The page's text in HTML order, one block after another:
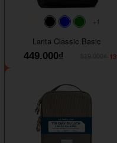
#faf0e6
#000000#0000FF#008000
+1
Larita Classic Basic
449.000₫
-